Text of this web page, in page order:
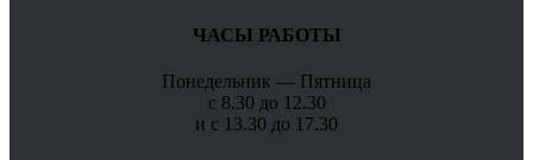
ЧАСЫ РАБОТЫ
Понедельник — Пятница
с 8.30 до 12.30
и с 13.30 до 17.30